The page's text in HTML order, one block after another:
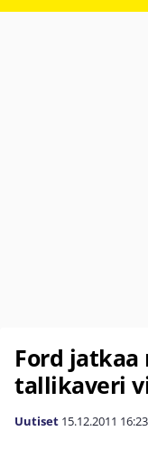
Ford jatkaa
tallikaveri
Uutiset 15.12.2011 16:23